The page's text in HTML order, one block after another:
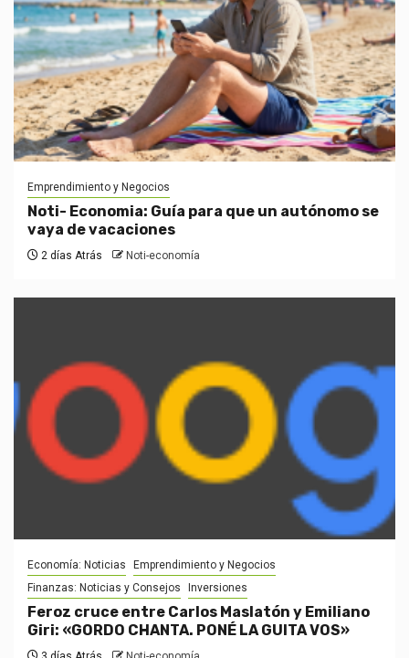
Emprendimiento y Negocios
Noti- Economia: Guía para que un autónomo se
vaya de vacaciones
2 días Atrás Noti-economía
Economía: Noticias
Emprendimiento y Negocios
Finanzas: Noticias y Consejos
Inversiones
Feroz cruce entre Carlos Maslatón y Emiliano
Giri: «GORDO CHANTA. PONÉ LA GUITA VOS»